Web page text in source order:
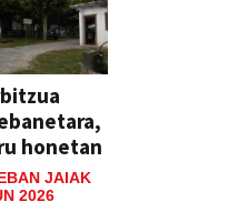
honetan
JAIAK
2026